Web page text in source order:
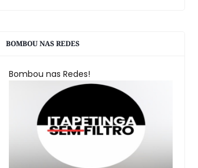
BOMBOU NAS REDES
Bombou nas Redes!